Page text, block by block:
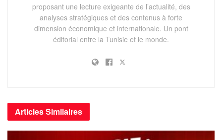
Les passagers d’Emirates peuvent profiter de la promotion
en réservant leur vol sur Emirates.com via les agences de
pour une période de voyage allant du 12 Janvier au 30
En plus de ces nouveaux tarifs spéciaux, les Tunisiens qui
se rendent à Dubaï ou qui envisagent de faire une escale
dans ce grand lieu de vacances peuvent bénéficier
proposant une lecture exigeante de l’actualité, des
analyses stratégiques et des contenus à forte
dimension économique et internationale. Un pont
éditorial entre la Tunisie et le monde.
ArticlesSimilaires